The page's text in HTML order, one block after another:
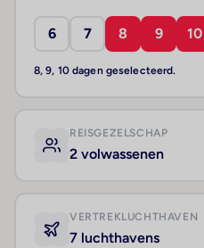
6 7 8 9 10
8, 9, 10 dagen geselecteerd.
REISGEZELSCHAP
2 volwassenen
VERTREKLUCHTHAVEN
7 luchthavens